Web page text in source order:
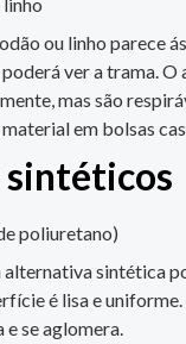
ou linho parece
ver a trama. O
mas são
em bolsas
poliuretano)
alternativa sintética
é lisa e
se aglomera.